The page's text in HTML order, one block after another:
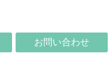
お問い合わせ